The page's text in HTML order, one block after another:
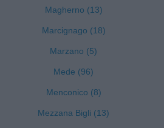
Magherno (13)
Marcignago (18)
Marzano (5)
Mede (96)
Menconico (8)
Mezzana Bigli (13)